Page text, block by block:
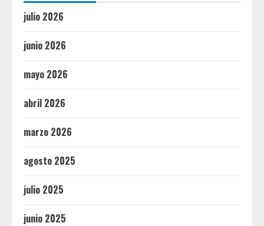
julio 2026
junio 2026
mayo 2026
abril 2026
marzo 2026
agosto 2025
julio 2025
junio 2025